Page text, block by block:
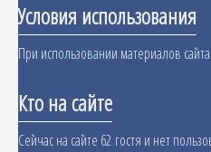
Условия использования
При использовании материалов
Кто на сайте
Сейчас на сайте 62 гостя и нет